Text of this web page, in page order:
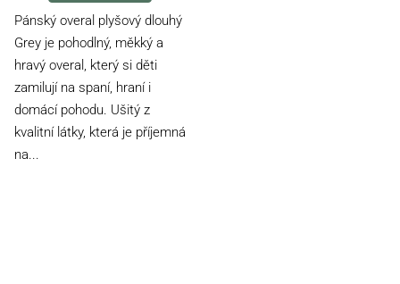
4,5
z
5
hvězdiček.
Pánský overal plyšový dlouhý
Grey je pohodlný, měkký a
hravý overal, který si děti
zamilují na spaní, hraní i
domácí pohodu. Ušitý z
kvalitní látky, která je příjemná
na...